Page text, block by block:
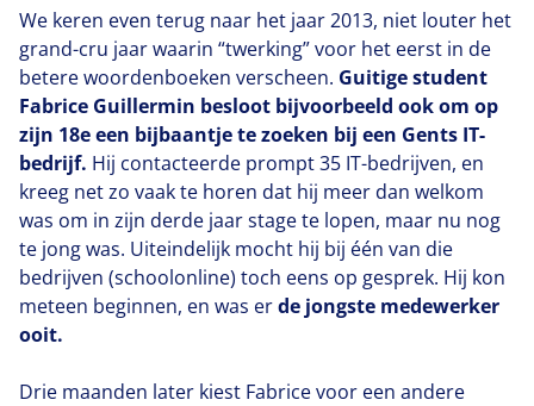
We keren even terug naar het jaar2013, niet louter het
grand-cru jaar waarin “twerking” voor het eerst in de
betere woordenboeken verscheen. Guitige student
Fabrice Guillermin besloot bijvoorbeeld ook om op
zijn 18e een bijbaantje te zoeken bij een Gents IT-
bedrijf. Hij contacteerde prompt35 IT-bedrijven, en
kreeg net zo vaak te horen dat hij meer dan welkom
was om in zijn derde jaar stage te lopen, maar nu nog
te jong was. Uiteindelijk mocht hij bij één van die
bedrijven (schoolonline) toch eens op gesprek. Hij kon
meteen beginnen, en was erde jongste medewerker
ooit.
Drie maanden later kiest Fabrice voor een andere